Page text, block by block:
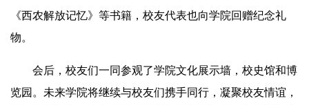
《西农解放记忆》等书籍，校友代表也向学院回赠纪念礼
物。
会后，校友们一同参观了学院文化展示墙，校史馆和博
览园。未来学院将继续与校友们携手同行，凝聚校友情谊，